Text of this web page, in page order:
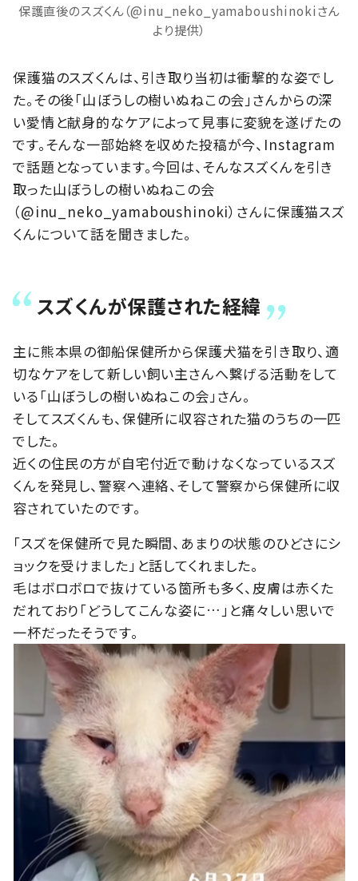
保護直後のスズくん（@inu_neko_yamaboushinokiさん
より提供）
保護猫のスズくんは、引き取り当初は衝撃的な姿でし
た。その後「山ぼうしの樹いぬねこの会」さんからの深
い愛情と献身的なケアによって見事に変貌を遂げたの
です。そんな一部始終を収めた投稿が今、Instagram
で話題となっています。今回は、そんなスズくんを引き
取った山ぼうしの樹いぬねこの会
（@inu_neko_yamaboushinoki）さんに保護猫スズ
くんについて話を聞きました。
スズくんが保護された経緯
主に熊本県の御船保健所から保護犬猫を引き取り、適
切なケアをして新しい飼い主さんへ繋げる活動をして
いる「山ぼうしの樹いぬねこの会」さん。
そしてスズくんも、保健所に収容された猫のうちの一匹
でした。
近くの住民の方が自宅付近で動けなくなっているスズ
くんを発見し、警察へ連絡、そして警察から保健所に収
容されていたのです。
「スズを保健所で見た瞬間、あまりの状態のひどさにシ
ョックを受けました」と話してくれました。
毛はボロボロで抜けている箇所も多く、皮膚は赤くた
だれており「どうしてこんな姿に…」と痛々しい思いで
一杯だったそうです。